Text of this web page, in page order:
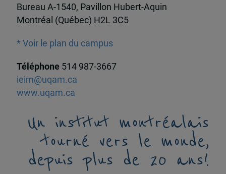
Bureau A-1540, Pavillon Hubert-Aquin
Montréal (Québec) H2L 3C5
* Voir le plan du campus
Téléphone 514 987-3667
ieim@uqam.ca
www.uqam.ca
Un institut montréalais
tourné vers le monde,
depuis plus de 20 ans!